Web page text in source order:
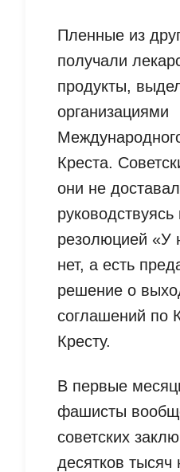
Пленные из
получали
продукты,
организациями
Креста.
они не
руководствуясь
резолюцией «У
нет, а есть
решение о
соглашений по
Кресту.
В первые
фашисты
советских
десятков